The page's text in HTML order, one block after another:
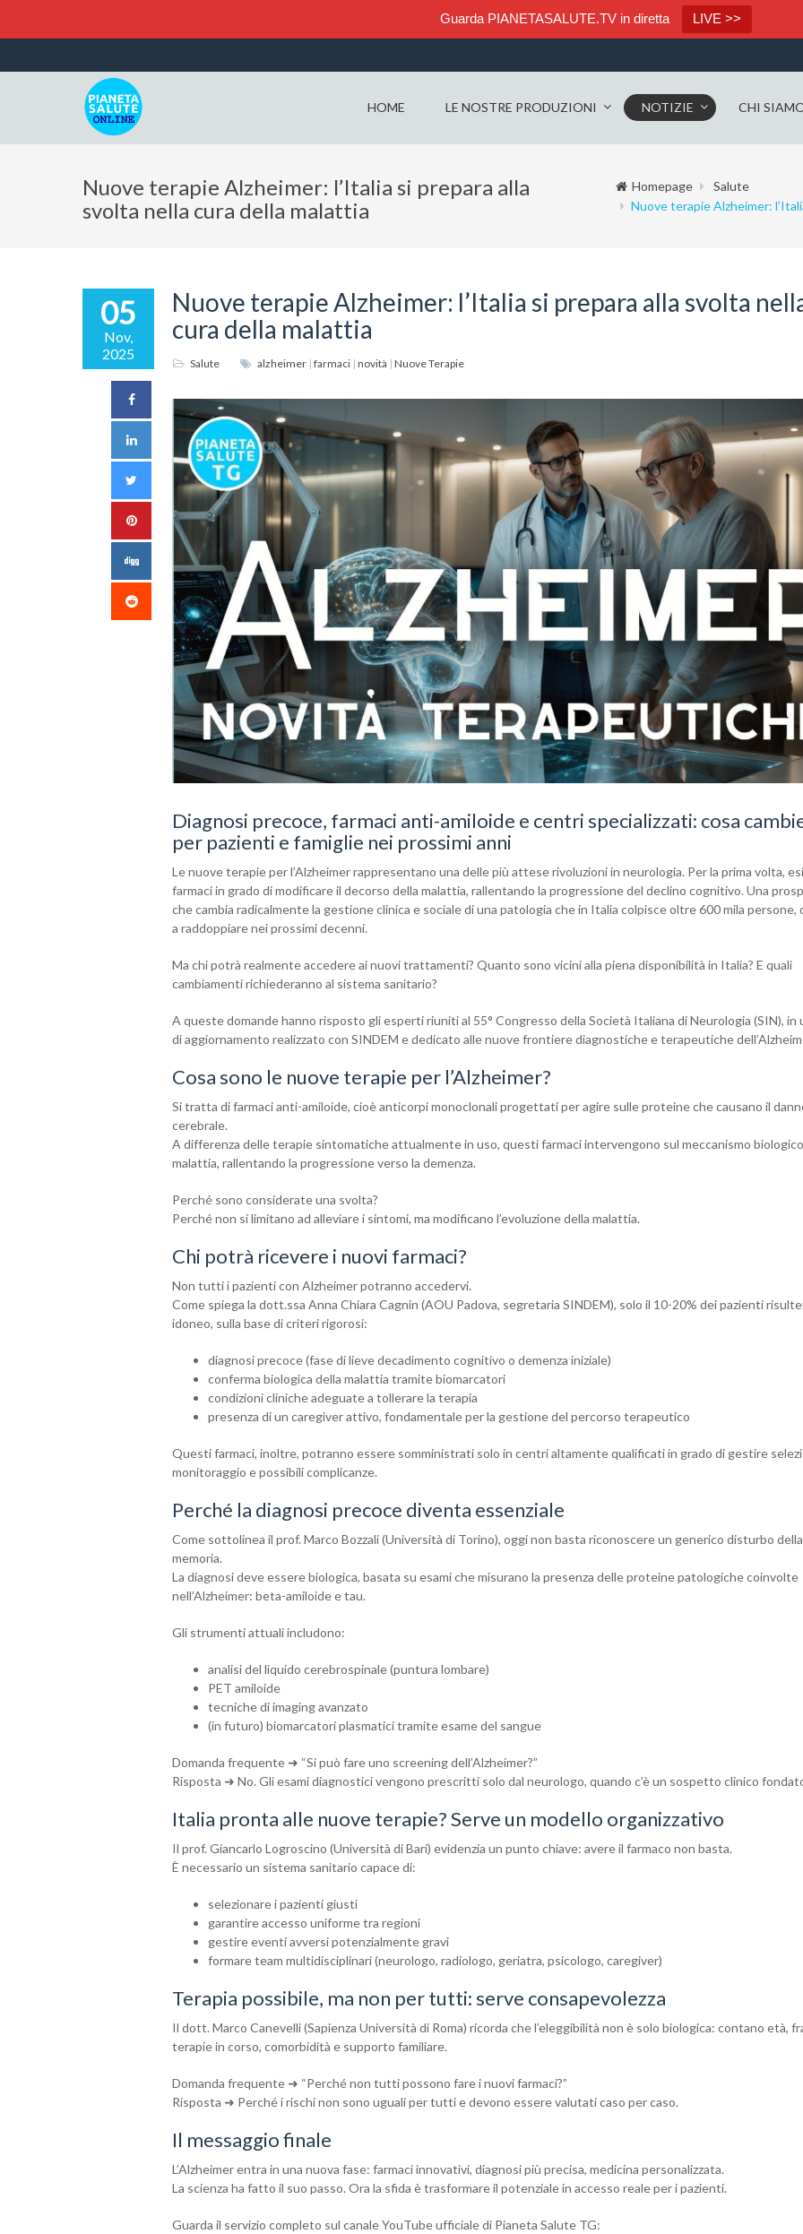
Guarda PIANETASALUTE.TV in diretta LIVE >>
HOME LE NOSTRE PRODUZIONI NOTIZIE CHI
Nuove terapie Alzheimer: l’Italia si prepara alla
svolta nella cura della malattia
Homepage
Salute
Nuove terapie Alzheimer:
05
Nov,
2025
Nuove terapie Alzheimer: l’Italia si prepara alla svolta
cura della malattia
Salute alzheimer | farmaci | novità | Nuove Terapie
Diagnosi precoce, farmaci anti-amiloide e centri specializzati: cosa
per pazienti e famiglie nei prossimi anni
Le nuove terapie per l’Alzheimer rappresentano una delle più attese rivoluzioni in neurologia. Per la prima volta,
farmaci in grado di modificare il decorso della malattia, rallentando la progressione del declino cognitivo. Una
che cambia radicalmente la gestione clinica e sociale di una patologia che in Italia colpisce oltre 600 mila
a raddoppiare nei prossimi decenni.
Ma chi potrà realmente accedere ai nuovi trattamenti? Quanto sono vicini alla piena disponibilità in Italia? E quali
cambiamenti richiederanno al sistema sanitario?
A queste domande hanno risposto gli esperti riuniti al 55° Congresso della Società Italiana di Neurologia (SIN), in
di aggiornamento realizzato con SINDEM e dedicato alle nuove frontiere diagnostiche e terapeutiche
Cosa sono le nuove terapie per l’Alzheimer?
Si tratta di farmaci anti-amiloide, cioè anticorpi monoclonali progettati per agire sulle proteine che causano il
cerebrale.
A differenza delle terapie sintomatiche attualmente in uso, questi farmaci intervengono sul meccanismo
malattia, rallentando la progressione verso la demenza.
Perché sono considerate una svolta?
Perché non si limitano ad alleviare i sintomi, ma modificano l’evoluzione della malattia.
Chi potrà ricevere i nuovi farmaci?
Non tutti i pazienti con Alzheimer potranno accedervi.
Come spiega la dott.ssa Anna Chiara Cagnin (AOU Padova, segretaria SINDEM), solo il 10-20% dei pazienti
idoneo, sulla base di criteri rigorosi:
diagnosi precoce (fase di lieve decadimento cognitivo o demenza iniziale)
conferma biologica della malattia tramite biomarcatori
condizioni cliniche adeguate a tollerare la terapia
presenza di un caregiver attivo, fondamentale per la gestione del percorso terapeutico
Questi farmaci, inoltre, potranno essere somministrati solo in centri altamente qualificati in grado di gestire
monitoraggio e possibili complicanze.
Perché la diagnosi precoce diventa essenziale
Come sottolinea il prof. Marco Bozzali (Università di Torino), oggi non basta riconoscere un generico disturbo della
memoria.
La diagnosi deve essere biologica, basata su esami che misurano la presenza delle proteine patologiche coinvolte
nell’Alzheimer: beta-amiloide e tau.
Gli strumenti attuali includono:
analisi del liquido cerebrospinale (puntura lombare)
PET amiloide
tecniche di imaging avanzato
(in futuro) biomarcatori plasmatici tramite esame del sangue
Domanda frequente ➜ “Si può fare uno screening dell’Alzheimer?”
Risposta ➜ No. Gli esami diagnostici vengono prescritti solo dal neurologo, quando c’è un sospetto clinico
Italia pronta alle nuove terapie? Serve un modello organizzativo
Il prof. Giancarlo Logroscino (Università di Bari) evidenzia un punto chiave: avere il farmaco non basta.
È necessario un sistema sanitario capace di:
selezionare i pazienti giusti
garantire accesso uniforme tra regioni
gestire eventi avversi potenzialmente gravi
formare team multidisciplinari (neurologo, radiologo, geriatra, psicologo, caregiver)
Terapia possibile, ma non per tutti: serve consapevolezza
Il dott. Marco Canevelli (Sapienza Università di Roma) ricorda che l’eleggibilità non è solo biologica: contano età,
terapie in corso, comorbidità e supporto familiare.
Domanda frequente ➜ “Perché non tutti possono fare i nuovi farmaci?”
Risposta ➜ Perché i rischi non sono uguali per tutti e devono essere valutati caso per caso.
Il messaggio finale
L’Alzheimer entra in una nuova fase: farmaci innovativi, diagnosi più precisa, medicina personalizzata.
La scienza ha fatto il suo passo. Ora la sfida è trasformare il potenziale in accesso reale per i pazienti.
Guarda il servizio completo sul canale YouTube ufficiale di Pianeta Salute TG: